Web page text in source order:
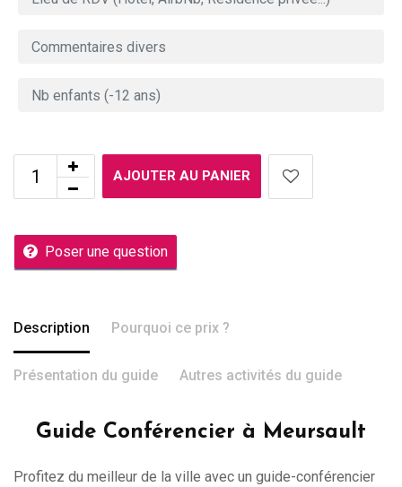
AJOUTER AU PANIER
Poser une question
Description Pourquoi ce prix ?
Présentation du guide Autres activités du guide
Guide Conférencier à Meursault
Profitez du meilleur de la ville avec un guide-conférencier